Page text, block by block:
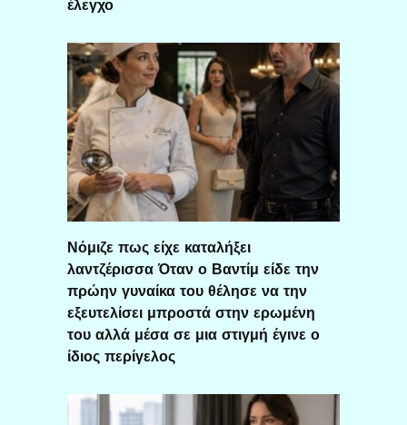
έλεγχο
Νόμιζε πως είχε καταλήξει
λαντζέρισσα Όταν ο Βαντίμ είδε την
πρώην γυναίκα του θέλησε να την
εξευτελίσει μπροστά στην ερωμένη
του αλλά μέσα σε μια στιγμή έγινε ο
ίδιος περίγελος